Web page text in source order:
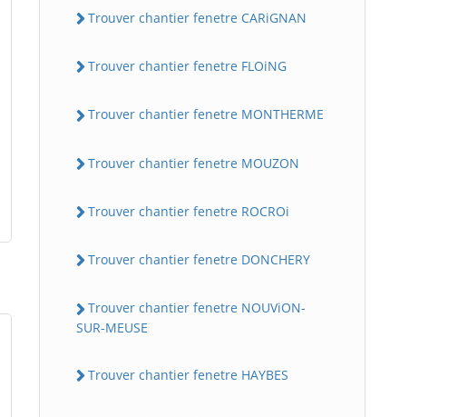
Trouver chantier fenetre CARiGNAN
Trouver chantier fenetre FLOiNG
Trouver chantier fenetre MONTHERME
Trouver chantier fenetre MOUZON
Trouver chantier fenetre ROCROi
Trouver chantier fenetre DONCHERY
Trouver chantier fenetre NOUViON-
SUR-MEUSE
Trouver chantier fenetre HAYBES